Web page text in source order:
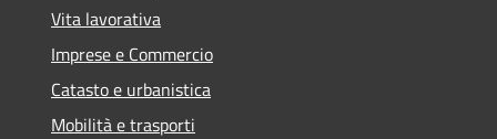
Vita lavorativa
Imprese e Commercio
Catasto e urbanistica
Mobilità e trasporti